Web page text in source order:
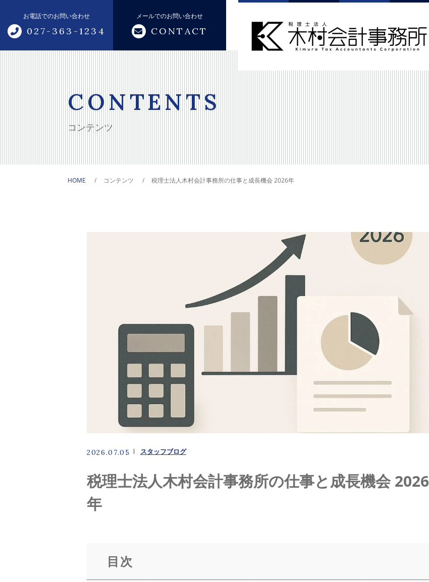
お電話でのお問い合わせ
027-363-1234
メールでのお問い合わせ
CONTACT
トップページ
お客様の声
アクセス
よくある質問
CONTENTS
コンテンツ
HOME コンテンツ 税理士法人木村会計事務所の仕事と成長機会 2026年
2026.07.05 スタッフブログ
税理士法人木村会計事務所の仕事と成長機会 2026
年
目次